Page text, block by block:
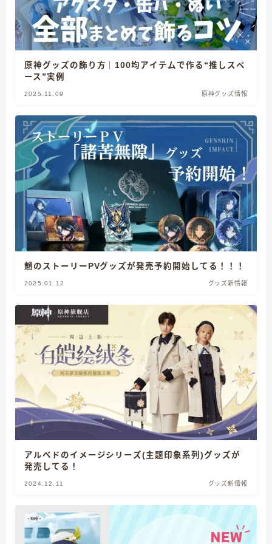
原神グッズの飾り方｜100均アイテムで作る“推しスペ
ース”実例
2025.11.09 原神グッズ情報
魈のストーリーPVグッズが発売予約開始してる！！！
2025.01.12 グッズ新情報
アルベドのイメージシリーズ(主题印象系列)グッズが
発売してる！
2024.12.11 グッズ新情報